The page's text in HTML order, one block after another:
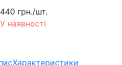
440 грн./шт.
У наявності
Характеристики